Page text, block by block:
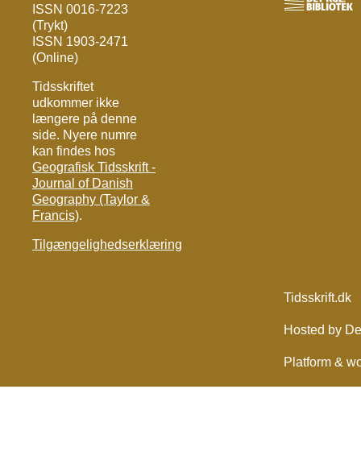
ISSN 0016-7223
(Trykt)
ISSN 1903-2471
(Online)
Tidsskriftet
udkommer ikke
længere på denne
side. Nyere numre
kan findes hos
Geografisk Tidsskrift -
Journal of Danish
Geography (Taylor &
Francis).
Tilgængelighedserklæring